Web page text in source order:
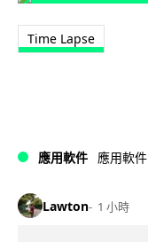
Time Lapse
應用軟件 應用軟件
Lawton 1 小時